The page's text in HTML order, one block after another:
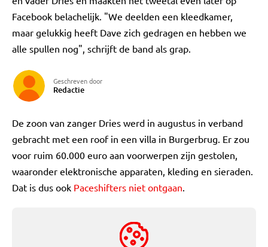
Facebook belachelijk. "We deelden een kleedkamer,
maar gelukkig heeft Dave zich gedragen en hebben we
alle spullen nog", schrijft de band als grap.
Geschreven door
Redactie
De zoon van zanger Dries werd in augustus in verband
gebracht met een roof in een villa in Burgerbrug. Er zou
voor ruim 60.000 euro aan voorwerpen zijn gestolen,
waaronder elektronische apparaten, kleding en sieraden.
Dat is dus ook Paceshifters niet ontgaan.